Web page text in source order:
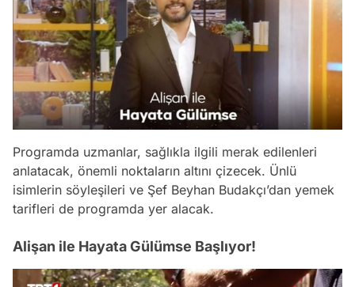
Programda uzmanlar, sağlıkla ilgili merak edilenleri
anlatacak, önemli noktaların altını çizecek. Ünlü
isimlerin söyleşileri ve Şef Beyhan Budakçı’dan yemek
tarifleri de programda yer alacak.
Alişan ile Hayata Gülümse Başlıyor!